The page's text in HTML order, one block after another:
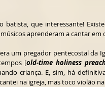
batista, que interessante!
aprenderam a cantar em
um pregador pentecostal da
[old-time holiness
criança. E, sim, há
na igreja, mas toco violão